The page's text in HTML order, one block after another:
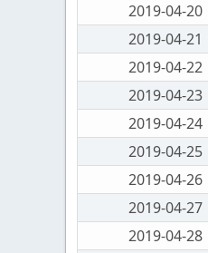
2019-04-20
2019-04-21
2019-04-22
2019-04-23
2019-04-24
2019-04-25
2019-04-26
2019-04-27
2019-04-28